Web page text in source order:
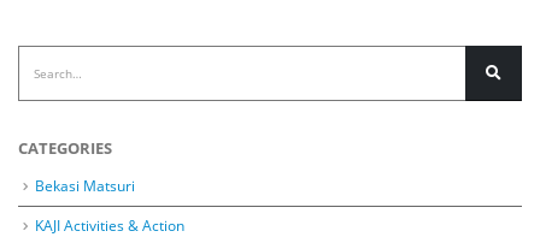
CATEGORIES
Bekasi Matsuri
KAJI Activities & Action